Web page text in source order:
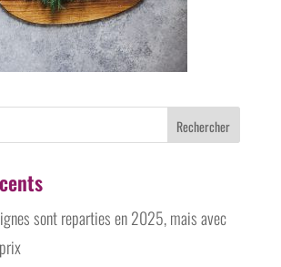
sont reparties en 2025, mais avec